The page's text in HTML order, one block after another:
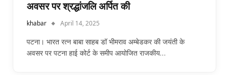
अवसर पर श्रद्धांजलि अर्पित की
khabar April 14, 2025
पटना। भारत रत्न बाबा साहब डॉ भीमराव अम्बेडकर की जयंती के
अवसर पर पटना हाई कोर्ट के समीप आयोजित राजकीय…